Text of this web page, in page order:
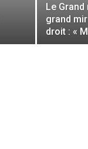
Le
grand
droit : «